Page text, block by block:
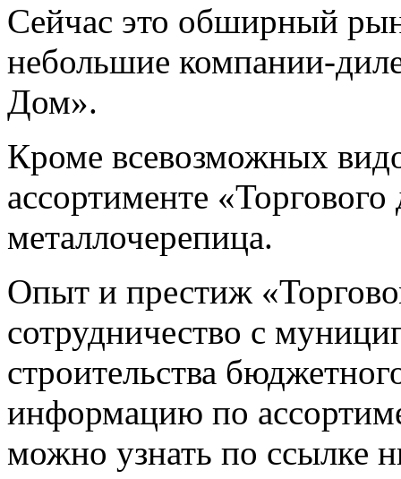
Сейчас это обширный
небольшие компании-
Дом».
Кроме всевозможных
ассортименте
металлочерепица.
Опыт и престиж
сотрудничество с
строительства
информацию по
можно узнать по ссылке